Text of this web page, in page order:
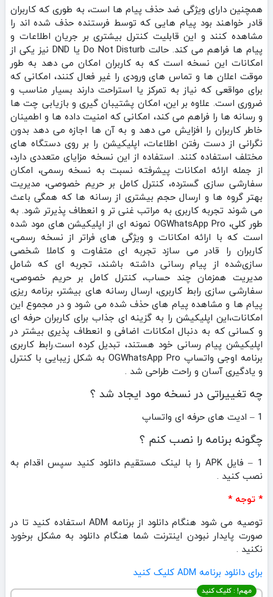
همچنین دارای ویژگی ضد حذف پیام ها است، به طوری که کاربران
قادر خواهند بود پیام‌ هایی که توسط فرستنده حذف شده‌ اند را
مشاهده کنند و این قابلیت کنترل بیشتری بر جریان اطلاعات و
پیام‌ ها فراهم می‌ کند. حالت Do Not Disturb یا DND نیز یکی از
امکانات این نسخه است که به کاربران امکان می‌ دهد به طور
موقت اعلان‌ ها و تماس‌ های ورودی را غیر فعال کنند، امکانی که
برای مواقعی که نیاز به تمرکز یا استراحت دارند بسیار مناسب و
ضروری است. علاوه بر این، امکان پشتیبان‌ گیری و بازیابی چت‌ ها
و رسانه‌ ها را فراهم می‌ کند، امکانی که امنیت داده‌ ها و اطمینان
خاطر کاربران را افزایش می‌ دهد و به آن ها اجازه می‌ دهد بدون
نگرانی از دست رفتن اطلاعات، اپلیکیشن را بر روی دستگاه‌ های
مختلف استفاده کنند. استفاده از این نسخه مزایای متعددی دارد،
از جمله ارائه امکانات پیشرفته نسبت به نسخه رسمی، امکان
سفارشی‌ سازی گسترده، کنترل کامل بر حریم خصوصی، مدیریت
بهتر گروه‌ ها و ارسال حجم بیشتری از رسانه‌ ها که همگی باعث
می‌ شوند تجربه کاربری به مراتب غنی‌ تر و انعطاف‌ پذیرتر شود. به
طور کلی، OGWhatsApp Pro نمونه‌ ای از اپلیکیشن‌ های مود شده
است که با ارائه امکانات و ویژگی‌ های فراتر از نسخه رسمی،
کاربران را قادر می‌ سازد تجربه‌ ای متفاوت و کاملا شخصی‌
سازی‌شده از پیام‌ رسانی داشته باشند، تجربه‌ ای که شامل
مدیریت همزمان چند حساب، کنترل کامل بر حریم خصوصی،
سفارشی‌ سازی رابط کاربری، ارسال رسانه‌ های بیشتر، برنامه‌ ریزی
پیام‌ ها و مشاهده پیام‌ های حذف‌ شده می‌ شود و در مجموع این
امکانات،این اپلیکیشن را به گزینه‌ ای جذاب برای کاربران حرفه‌ ای
و کسانی که به دنبال امکانات اضافی و انعطاف‌ پذیری بیشتر در
اپلیکیشن پیام‌ رسانی خود هستند، تبدیل کرده است.رابط کاربری
برنامه اوجی واتساپ OGWhatsApp Pro به شکل زیبایی با کنترل
و یادگیری آسان و راحت طراحی شد .
چه تغییراتی در نسخه مود ایجاد شد ؟
1 – ادیت های حرفه ای واتساپ
چگونه برنامه را نصب کنم ؟
1 – فایل APK را با لینک مستقیم دانلود کنید سپس اقدام به
نصب کنید .
* توجه *
توصیه می شود هنگام دانلود از برنامه ADM استفاده کنید تا در
صورت پایدار نبودن اینترنت شما هنگام دانلود به مشکل برخورد
نکنید .
برای دانلود برنامه ADM کلیک کنید
مهم! : کلیک کنید